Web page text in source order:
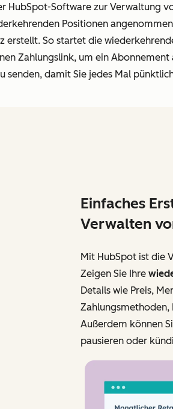
HubSpot-Software zur Verwaltung
Positionen
erstellt. So startet die
Zahlungslink, um ein
senden, damit Sie jedes Mal
Einfaches
Verwalten
Mit HubSpot ist die
Zeigen Sie Ihre
Details wie Preis,
Außerdem können
pausieren oder